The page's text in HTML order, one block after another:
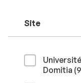
Site
Domitia